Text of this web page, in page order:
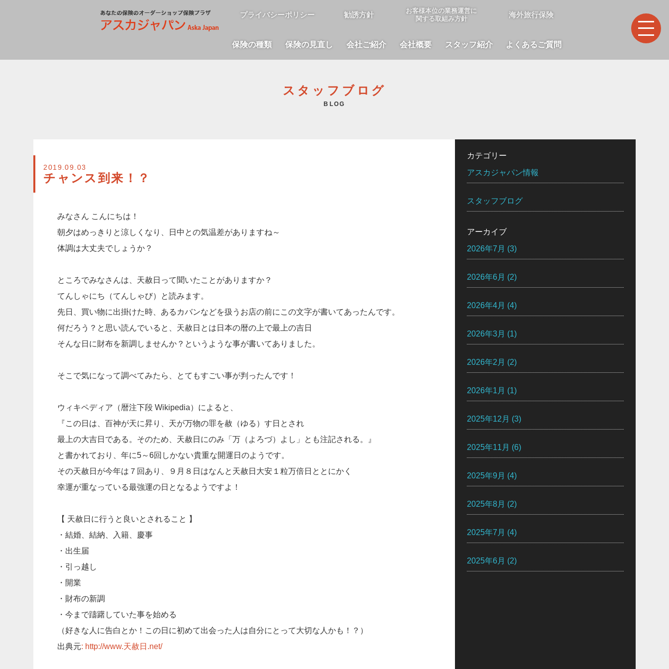
プライバシーポリシー 勧誘方針
お客様本位の業務運営に
関する取組み方針
海外旅行保険
保険の種類 保険の見直し 会社ご紹介 会社概要 スタッフ紹介 よくあるご質問
スタッフブログ
BLOG
2019.09.03
チャンス到来！？
みなさん こんにちは！
朝夕はめっきりと涼しくなり、日中との気温差がありますね～
体調は大丈夫でしょうか？
ところでみなさんは、天赦日って聞いたことがありますか？
てんしゃにち（てんしゃび）と読みます。
先日、買い物に出掛けた時、あるカバンなどを扱うお店の前にこの文字が書いてあったんです。
何だろう？と思い読んでいると、天赦日とは日本の暦の上で最上の吉日
そんな日に財布を新調しませんか？というような事が書いてありました。
そこで気になって調べてみたら、とてもすごい事が判ったんです！
ウィキペディア（暦注下段 Wikipedia）によると、
『この日は、百神が天に昇り、天が万物の罪を赦（ゆる）す日とされ
最上の大吉日である。そのため、天赦日にのみ「万（よろづ）よし」とも注記される。』
と書かれており、年に5～6回しかない貴重な開運日のようです。
その天赦日が今年は７回あり、９月８日はなんと天赦日大安１粒万倍日ととにかく
幸運が重なっている最強運の日となるようですよ！
【 天赦日に行うと良いとされること 】
・結婚、結納、入籍、慶事
・出生届
・引っ越し
・開業
・財布の新調
・今まで躊躇していた事を始める
（好きな人に告白とか！この日に初めて出会った人は自分にとって大切な人かも！？）
出典元: http://www.天赦日.net/
カテゴリー
アスカジャパン情報
スタッフブログ
アーカイブ
2026年7月 (3)
2026年6月 (2)
2026年4月 (4)
2026年3月 (1)
2026年2月 (2)
2026年1月 (1)
2025年12月 (3)
2025年11月 (6)
2025年9月 (4)
2025年8月 (2)
2025年7月 (4)
2025年6月 (2)